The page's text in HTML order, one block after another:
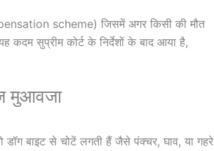
scheme) जिसमें अगर किसी की मौत
कदम सुप्रीम कोर्ट के निर्देशों के बाद आया है,
मुआवजा
डॉग बाइट से चोटें लगती हैं जैसे पंक्चर, घाव, या गहरे